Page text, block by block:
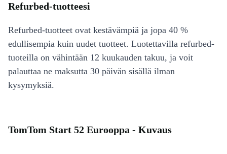
Refurbed-tuotteesi
Refurbed-tuotteet ovat kestävämpiä ja jopa 40 %
edullisempia kuin uudet tuotteet. Luotettavilla refurbed-
tuoteilla on vähintään 12 kuukauden takuu, ja voit
palauttaa ne maksutta 30 päivän sisällä ilman
kysymyksiä.
TomTom Start 52 Eurooppa - Kuvaus